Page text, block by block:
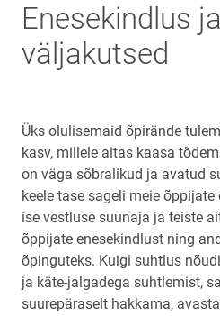
Enesekindlus
väljakutsed
Üks olulisemaid õpirände
kasv, millele aitas kaasa
on väga sõbralikud ja avatud
keele tase sageli meie
ise vestluse suunaja ja teiste
õppijate enesekindlust ning
õpinguteks. Kuigi suhtlus
ja käte-jalgadega suhtlemist,
suurepäraselt hakkama,